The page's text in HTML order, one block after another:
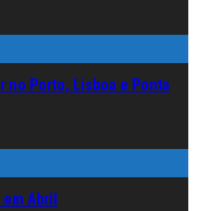
no Porto, Lisboa e Ponta
Abril